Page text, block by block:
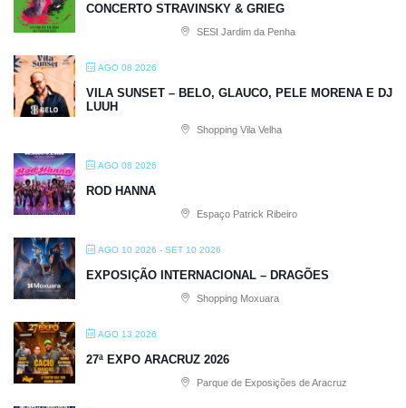
CONCERTO STRAVINSKY & GRIEG
SESI Jardim da Penha
AGO 08 2026
VILA SUNSET – BELO, GLAUCO, PELE MORENA E DJ
LUUH
Shopping Vila Velha
AGO 08 2026
ROD HANNA
Espaço Patrick Ribeiro
AGO 10 2026 - SET 10 2026
EXPOSIÇÃO INTERNACIONAL – DRAGÕES
Shopping Moxuara
AGO 13 2026
27ª EXPO ARACRUZ 2026
Parque de Exposições de Aracruz